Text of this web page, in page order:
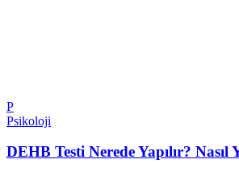
P
Psikoloji
DEHB Testi Nerede Yapılır? Nasıl